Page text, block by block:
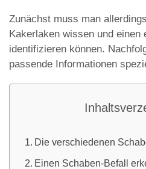
Zunächst muss man
Kakerlaken wissen und einen
identifizieren können.
passende Informationen
Die verschiedenen
Einen Schaben-Befall